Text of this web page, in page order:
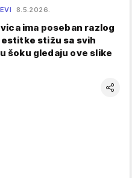
8.5.2026.
ima poseban razlog
stižu sa svih
šoku gledaju ove slike